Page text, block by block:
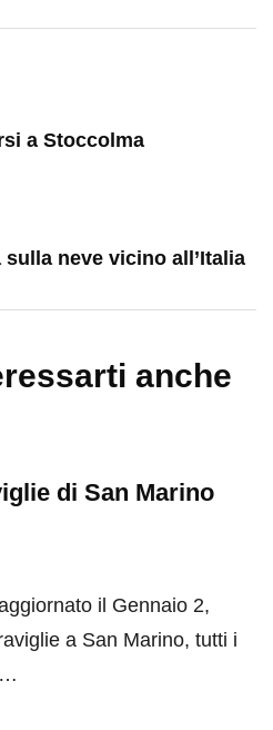
a Stoccolma
neve vicino all’Italia
anche
di San Marino
il Gennaio 2,
a San Marino, tutti i